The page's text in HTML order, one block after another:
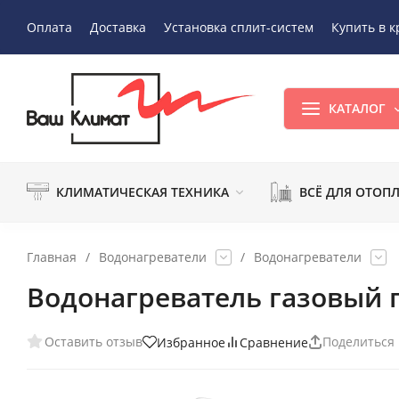
Оплата Доставка Установка сплит-систем Купить в
КАТАЛОГ
КЛИМАТИЧЕСКАЯ ТЕХНИКА ВСЁ ДЛЯ
Главная / Водонагреватели / Водонагреватели
Водонагреватель
Оставить отзыв Избранное Сравнение Поделиться